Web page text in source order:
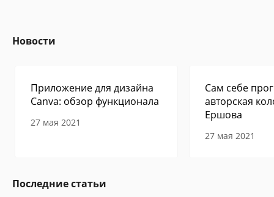
Новости
Приложение для дизайна
Canva: обзор функционала
27 мая 2021
Сам себе
авторская
Ершова
27 мая 2021
Последние статьи